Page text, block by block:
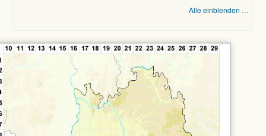
Alle einblenden …